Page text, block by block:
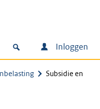
Inloggen
Subsidie en